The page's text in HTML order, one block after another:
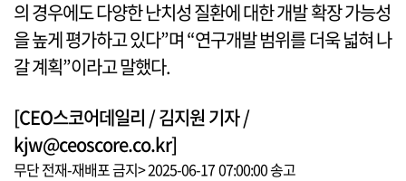
의 경우에도 다양한 난치성 질환에 대한 개발 확장 가능성
을 높게 평가하고 있다”며 “연구개발 범위를 더욱 넓혀 나
갈 계획”이라고 말했다.
[CEO스코어데일리 / 김지원 기자 /
kjw@ceoscore.co.kr]
무단 전재-재배포 금지> 2025-06-17 07:00:00 송고